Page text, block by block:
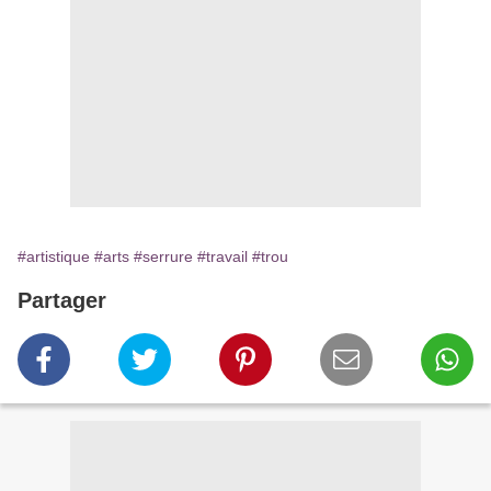
#artistique #arts #serrure #travail #trou
Partager